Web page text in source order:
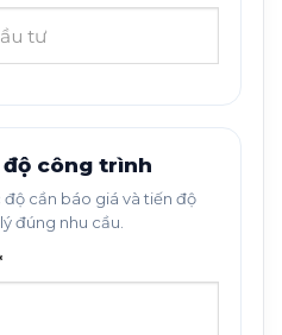
công trình
cần báo giá và tiến độ
đúng nhu cầu.